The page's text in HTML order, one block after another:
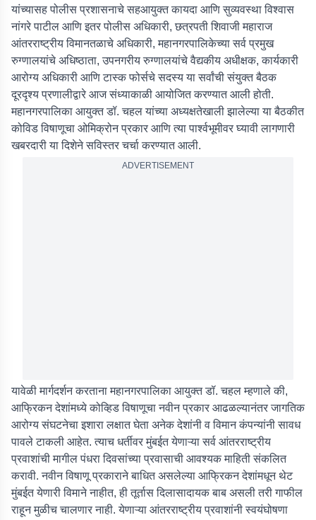
यांच्यासह पोलीस प्रशासनाचे सहआयुक्त कायदा आणि सुव्यवस्था विश्वास
नांगरे पाटील आणि इतर पोलीस अधिकारी, छत्रपती शिवाजी महाराज
आंतरराष्ट्रीय विमानतळाचे अधिकारी, महानगरपालिकेच्या सर्व प्रमुख
रुग्णालयांचे अधिष्ठाता, उपनगरीय रुग्णालयांचे वैद्यकीय अधीक्षक, कार्यकारी
आरोग्य अधिकारी आणि टास्क फोर्सचे सदस्य या सर्वांची संयुक्त बैठक
दूरदृश्य प्रणालीद्वारे आज संध्याकाळी आयोजित करण्यात आली होती.
महानगरपालिका आयुक्त डॉ. चहल यांच्या अध्यक्षतेखाली झालेल्या या बैठकीत
कोविड विषाणूचा ओमिक्रोन प्रकार आणि त्या पार्श्वभूमीवर घ्यावी लागणारी
खबरदारी या दिशेने सविस्तर चर्चा करण्यात आली.
ADVERTISEMENT
यावेळी मार्गदर्शन करताना महानगरपालिका आयुक्त डॉ. चहल म्हणाले की,
आफ्रिकन देशांमध्ये कोव्हिड विषाणूचा नवीन प्रकार आढळल्यानंतर जागतिक
आरोग्य संघटनेचा इशारा लक्षात घेता अनेक देशांनी व विमान कंपन्यांनी सावध
पावले टाकली आहेत. त्याच धर्तीवर मुंबईत येणाऱ्या सर्व आंतरराष्ट्रीय
प्रवाशांची मागील पंधरा दिवसांच्या प्रवासाची आवश्यक माहिती संकलित
करावी. नवीन विषाणू प्रकाराने बाधित असलेल्या आफ्रिकन देशांमधून थेट
मुंबईत येणारी विमाने नाहीत, ही तूर्तास दिलासादायक बाब असली तरी गाफील
राहून मुळीच चालणार नाही. येणाऱ्या आंतरराष्ट्रीय प्रवाशांनी स्वयंघोषणा